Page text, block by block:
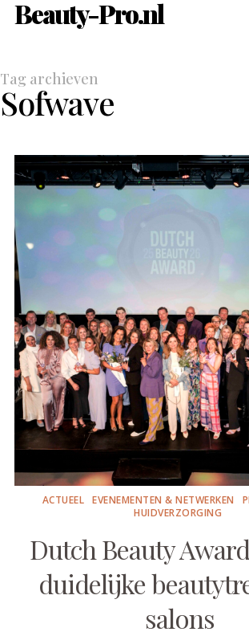
Beauty-Pro.nl
Tag archieven
Sofwave
ACTUEEL EVENEMENTEN & NETWERKEN
HUIDVERZORGING
Dutch Beauty
duidelijke
salons